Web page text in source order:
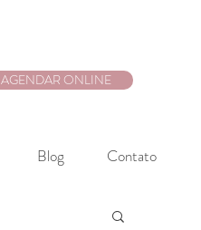
AGENDAR ONLINE
Blog Contato